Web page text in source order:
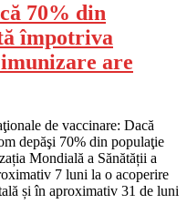
70% din
împotriva
are
de vaccinare: Dacă
depăşi 70% din populaţie
Mondială a Sănătății a
7 luni la o acoperire
și în aproximativ 31 de luni